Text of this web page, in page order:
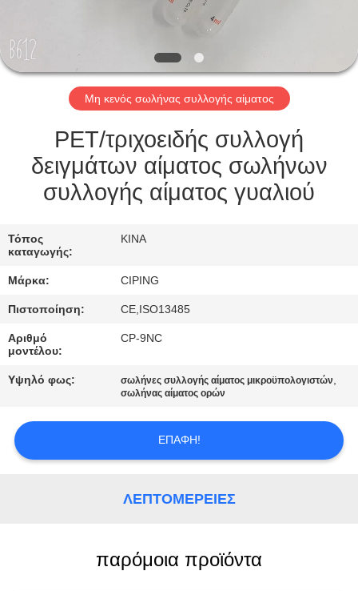
ΜΑΣ
ΕΛΆΤΕ
ΕΠΑΦΉ
ΜΕ
ΈΝΑ
ΑΠΌΣΠΑΣΜΑ
SITEMAP
POLICY
Μη κενός σωλήνας συλλογής αίματος
PET/τριχοειδής συλλογή
δειγμάτων αίματος σωλήνων
συλλογής αίματος γυαλιού
Τόπος
καταγωγής:
ΚΙΝΑ
Μάρκα: CIPING
Πιστοποίηση: CE,ISO13485
Αριθμό
μοντέλου:
CP-9NC
Υψηλό φως: σωλήνες συλλογής αίματος μικροϋπολογιστών,
σωλήνας αίματος ορών
ΕΠΑΦΉ!
ΛΕΠΤΟΜΈΡΕΙΕΣ
παρόμοια προϊόντα